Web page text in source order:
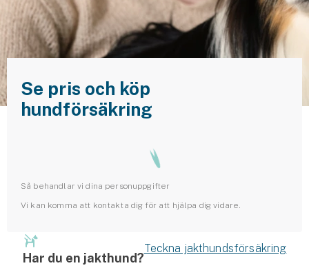
Mc-försäkring
Märkesförsäkringar
Båtförsäkring
Sportfiskarna
Hundförsäkring
Se pris och köp
hundförsäkring
Så behandlar vi dina personuppgifter
Vi kan komma att kontakta dig för att hjälpa dig vidare.
Har du en jakthund?
Teckna jakthundsförsäkring